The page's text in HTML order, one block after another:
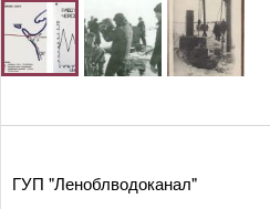
ГУП "Леноблводоканал"